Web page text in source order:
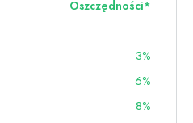
Oszczędności*
3%
6%
8%